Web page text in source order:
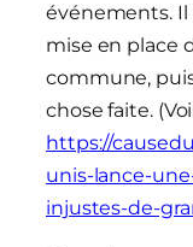
événements.
mise en place
commune,
chose faite.
https://
unis-lance-
injustes-de-